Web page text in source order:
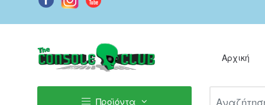
Αρχική
Προϊόντα